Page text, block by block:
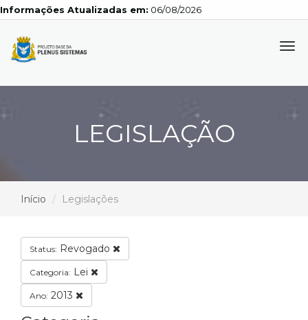
Atualizadas em: 06/08/2026
LEGISLAÇÃO
Início Legislações
Status: Revogado
Categoria: Lei
Ano: 2013